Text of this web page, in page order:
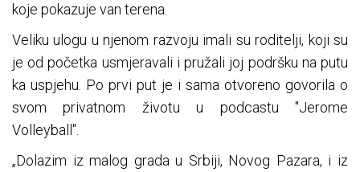
koje pokazuje van terena.
Veliku ulogu u njenom razvoju imali su roditelji, koji su
je od početka usmjeravali i pružali joj podršku na putu
ka uspjehu. Po prvi put je i sama otvoreno govorila o
svom privatnom životu u podcastu "Jerome
Volleyball".
„Dolazim iz malog grada u Srbiji, Novog Pazara, i iz